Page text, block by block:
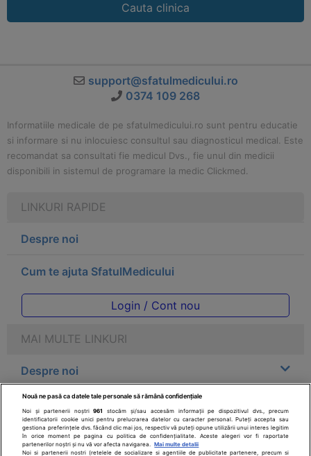
Cauta clinica
support@sfatulmedicului.ro
0374 109 268
Informatiile medicale de pe sfatulmedicului.ro sunt pentru educatie
si informare si nu inlocuiesc consultul sau diagnosticul medical. Este
recomandat sa consultati fie medicul Dvs., fie unul din medicii
disponibili in sistemul de programare la medic Clickmed.
LINKURI RAPIDE
Despre noi
Cum te ajuta SfatulMedicului
Login / Cont nou
MAI MULTE LINKURI
Despre noi
Legal
Drepturile consumatorului
Nouă ne pasă ca datele tale personale să rămână confidențiale
Noi și partenerii noștri961
stocăm și/sau accesăm informații pe dispozitivul dvs., precum
identificatorii cookie unici pentru prelucrarea datelor cu caracter personal. Puteți accepta sau
gestiona preferințele dvs. făcând clic mai jos, respectiv vă puteți opune utilizării unui interes legitim
în orice moment pe pagina cu politica de confidențialitate. Aceste alegeri vor fi raportate
partenerilor noștri și nu vă vor afecta navigarea.
Mai multe detalii
Noi si partenerii nostri (retelele de socializare si agentiile de publicitate partenere, precum si